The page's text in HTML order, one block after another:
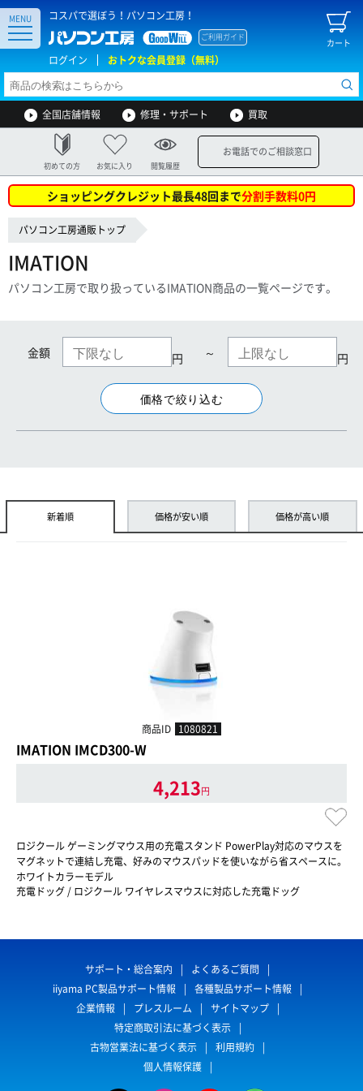
コスパで選ぼう！パソコン工房！
カート
ご利用ガイド
ログイン おトクな会員登録（無料）
MENU
全国店舗情報 修理・サポート 買取
初めての方 お気に入り 閲覧履歴
お電話でのご相談窓口
ショッピングクレジット最長48回まで分割手数料0円
パソコン工房通販トップ
IMATION
パソコン工房で取り扱っているIMATION商品の一覧ページです。
金額 円 ～ 円
新着順 価格が安い順 価格が高い順
商品ID 1080821
IMATION IMCD300-W
4,213円
ロジクール ゲーミングマウス用の充電スタンド PowerPlay対応のマウスを
マグネットで連結し充電、好みのマウスパッドを使いながら省スペースに。
ホワイトカラーモデル
充電ドッグ / ロジクール ワイヤレスマウスに対応した充電ドッグ
サポート・総合案内
よくあるご質問
iiyama PC製品サポート情報
各種製品サポート情報
企業情報
プレスルーム
サイトマップ
特定商取引法に基づく表示
古物営業法に基づく表示
利用規約
個人情報保護